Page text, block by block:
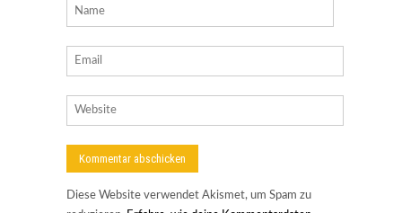
Diese Website verwendet Akismet, um Spam zu